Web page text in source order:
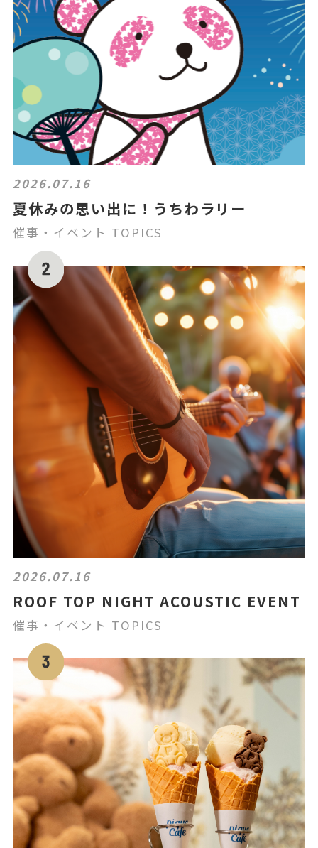
2026.07.16
夏休みの思い出に！うちわラリー
催事・イベント TOPICS
2026.07.16
ROOF TOP NIGHT ACOUSTIC EVENT
催事・イベント TOPICS